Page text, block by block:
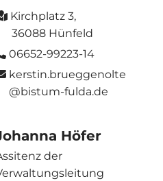
Kirchplatz 3,
36088 Hünfeld
06652-99223-14
kerstin.brueggenolte
@bistum-fulda.de
Höfer
der